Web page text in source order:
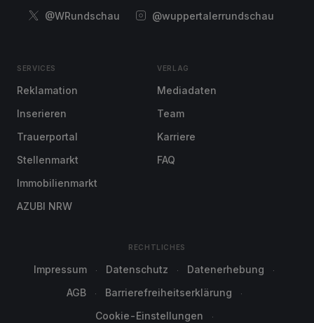
@WRundschau
@wuppertalerrundschau
SERVICES
Reklamation
Inserieren
Trauerportal
Stellenmarkt
Immobilienmarkt
AZUBI NRW
VERLAG
Mediadaten
Team
Karriere
FAQ
RECHTLICHES
Impressum Datenschutz
Datenerhebung
AGB
Barrierefreiheitserklärung
Cookie-Einstellungen